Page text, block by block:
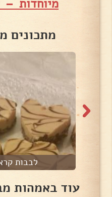
מיוחדות –
מתכונים
לבבות
עוד באמהות